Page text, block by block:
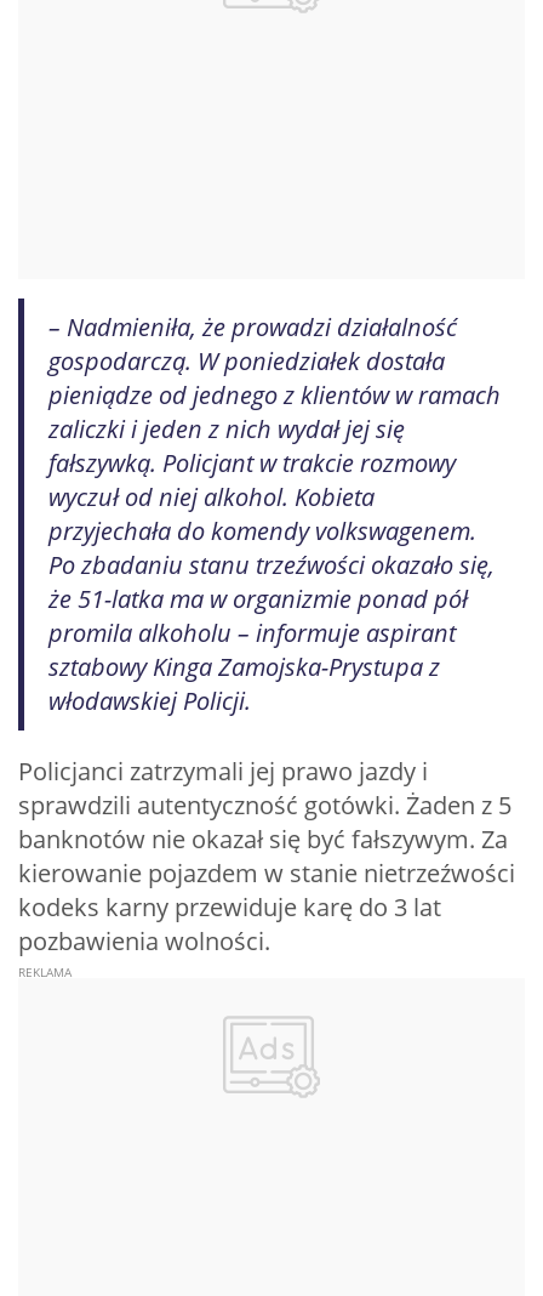
– Nadmieniła, że prowadzi działalność
gospodarczą. W poniedziałek dostała
pieniądze od jednego z klientów w ramach
zaliczki i jeden z nich wydał jej się
fałszywką. Policjant w trakcie rozmowy
wyczuł od niej alkohol. Kobieta
przyjechała do komendy volkswagenem.
Po zbadaniu stanu trzeźwości okazało się,
że 51-latka ma w organizmie ponad pół
promila alkoholu – informuje aspirant
sztabowy Kinga Zamojska-Prystupa z
włodawskiej Policji.
Policjanci zatrzymali jej prawo jazdy i
sprawdzili autentyczność gotówki. Żaden z 5
banknotów nie okazał się być fałszywym. Za
kierowanie pojazdem w stanie nietrzeźwości
kodeks karny przewiduje karę do 3 lat
pozbawienia wolności.